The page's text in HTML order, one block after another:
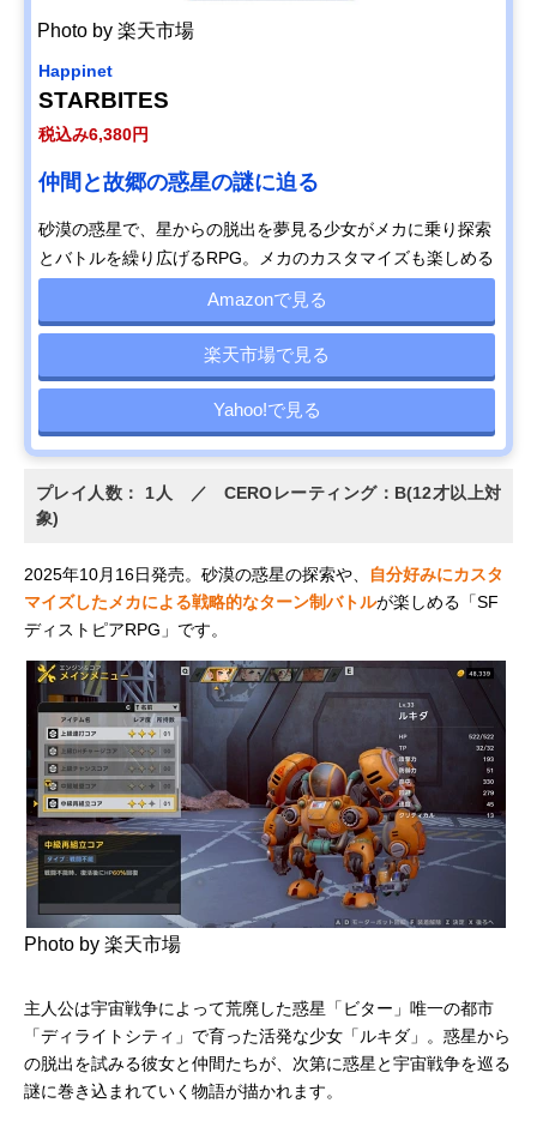
Photo by 楽天市場
Happinet
STARBITES
税込み6,380円
仲間と故郷の惑星の謎に迫る
砂漠の惑星で、星からの脱出を夢見る少女がメカに乗り探索
とバトルを繰り広げるRPG。メカのカスタマイズも楽しめる
Amazonで見る
楽天市場で見る
Yahoo!で見る
プレイ人数： 1人 ／ CEROレーティング：B(12才以上対
象)
2025年10月16日発売。砂漠の惑星の探索や、
自分好みにカスタ
マイズしたメカによる戦略的なターン制バトルが楽しめる「SF
ディストピアRPG」です。
Photo by 楽天市場
主人公は宇宙戦争によって荒廃した惑星「ビター」唯一の都市
「ディライトシティ」で育った活発な少女「ルキダ」。惑星から
の脱出を試みる彼女と仲間たちが、次第に惑星と宇宙戦争を巡る
謎に巻き込まれていく物語が描かれます。